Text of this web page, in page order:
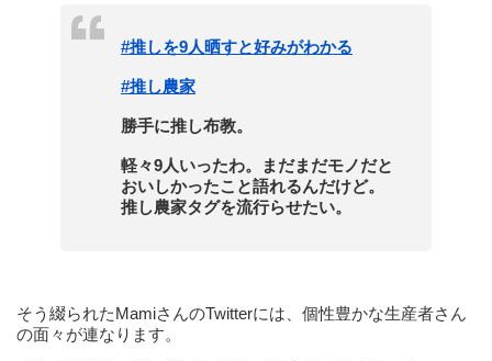
#推しを9人晒すと好みがわかる
#推し農家
勝手に推し布教。
軽々9人いったわ。まだまだモノだと
おいしかったこと語れるんだけど。
推し農家タグを流行らせたい。
そう綴られたMamiさんのTwitterには、個性豊かな生産者さん
の面々が連なります。